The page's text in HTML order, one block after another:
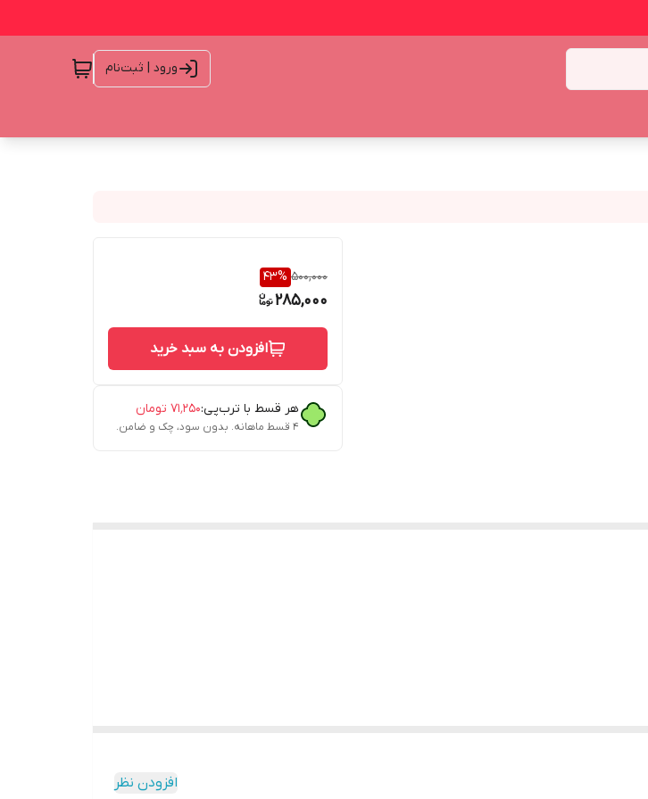
ورود | ثبت‌نام
500,000
43%
285,000
افزودن به سبد خرید
هر قسط با ترب‌پی:۷۱٬۲۵۰ تومان
۴ قسط ماهانه. بدون سود، چک و ضامن.
افزودن نظر